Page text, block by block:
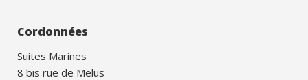
Cordonnées
Suites Marines
8 bis rue de Melus